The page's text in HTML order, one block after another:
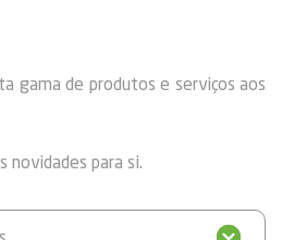
gama de produtos e serviços aos
novidades para si.